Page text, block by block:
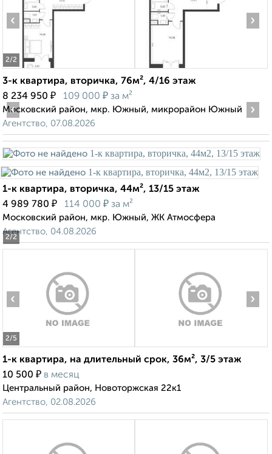
2/2
‹ ›
3-к квартира, вторичка, 76м², 4/16 этаж
8 234 950 ₽ 109 000 ₽ за м²
Московский район, мкр. Южный, микрорайон Южный
Агентство, 07.08.2026
2/2
‹ ›
1-к квартира, вторичка, 44м², 13/15 этаж
4 989 780 ₽ 114 000 ₽ за м²
Московский район, мкр. Южный, ЖК Атмосфера
Агентство, 04.08.2026
2/5
‹ ›
1-к квартира, на длительный срок, 36м², 3/5 этаж
10 500 ₽ в месяц
Центральный район, Новоторжская 22к1
Агентство, 02.08.2026